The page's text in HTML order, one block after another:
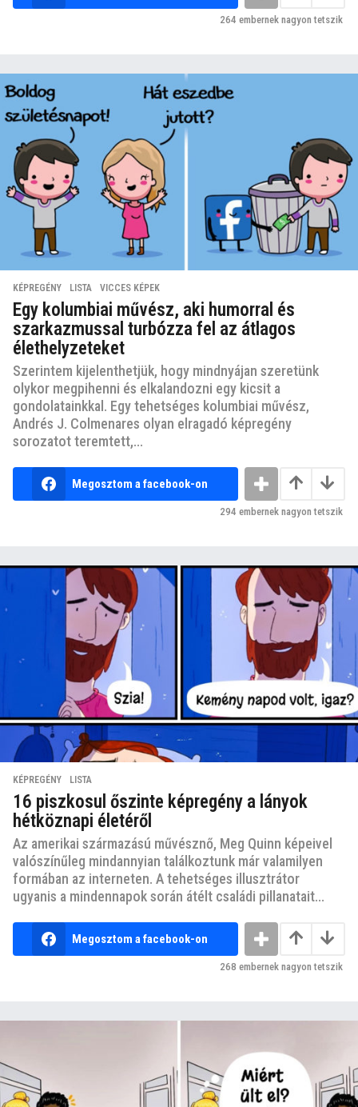
264 embernek nagyon tetszik
KÉPREGÉNY ,LISTA ,VICCES KÉPEK
Egy kolumbiai művész, aki humorral és
szarkazmussal turbózza fel az átlagos
élethelyzeteket
Szerintem kijelenthetjük, hogy mindnyájan szeretünk
olykor megpihenni és elkalandozni egy kicsit a
gondolatainkkal. Egy tehetséges kolumbiai művész,
Andrés J. Colmenares olyan elragadó képregény
sorozatot teremtett,...
Megosztom a facebook-on
294 embernek nagyon tetszik
KÉPREGÉNY ,LISTA
16 piszkosul őszinte képregény a lányok
hétköznapi életéről
Az amerikai származású művésznő, Meg Quinn képeivel
valószínűleg mindannyian találkoztunk már valamilyen
formában az interneten. A tehetséges illusztrátor
ugyanis a mindennapok során átélt családi pillanatait...
Megosztom a facebook-on
268 embernek nagyon tetszik